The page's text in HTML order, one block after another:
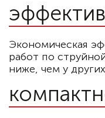
Экономическая
работ по
ниже, чем у